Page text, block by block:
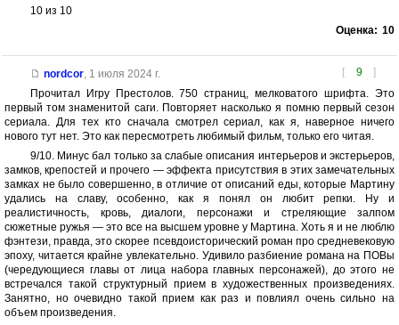
10 из 10
Оценка: 10
[ 9 ]
nordcor, 1 июля 2024 г.
Прочитал Игру Престолов. 750 страниц, мелковатого шрифта. Это
первый том знаменитой саги. Повторяет насколько я помню первый сезон
сериала. Для тех кто сначала смотрел сериал, как я, наверное ничего
нового тут нет. Это как пересмотреть любимый фильм, только его читая.
9/10. Минус бал только за слабые описания интерьеров и экстерьеров,
замков, крепостей и прочего — эффекта присутствия в этих замечательных
замках не было совершенно, в отличие от описаний еды, которые Мартину
удались на славу, особенно, как я понял он любит репки. Ну и
реалистичность, кровь, диалоги, персонажи и стреляющие залпом
сюжетные ружья — это все на высшем уровне у Мартина. Хоть я и не люблю
фэнтези, правда, это скорее псевдоисторический роман про средневековую
эпоху, читается крайне увлекательно. Удивило разбиение романа на ПОВы
(чередующиеся главы от лица набора главных персонажей), до этого не
встречался такой структурный прием в художественных произведениях.
Занятно, но очевидно такой прием как раз и повлиял очень сильно на
объем произведения.